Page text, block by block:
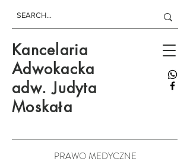
Kancelaria
Adwokacka
adw. Judyta
Moskała
PRAWO MEDYCZNE